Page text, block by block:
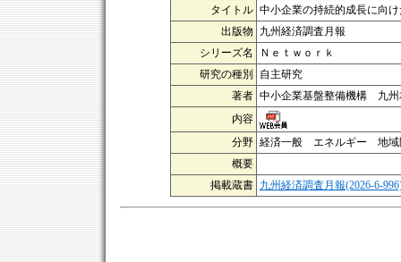
タイトル 中小企業の持続的成長に向
出版物
九州経済調査月報
シリーズ名
Ｎｅｔｗｏｒｋ
研究の種別
自主研究
著者 中小企業基盤整備機構 九
内容
分野 経済一般 エネルギー 地
概要
掲載蔵書 九州経済調査月報(2026-6-